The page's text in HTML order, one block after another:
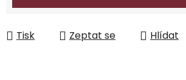
Tisk Zeptat se Hlídat